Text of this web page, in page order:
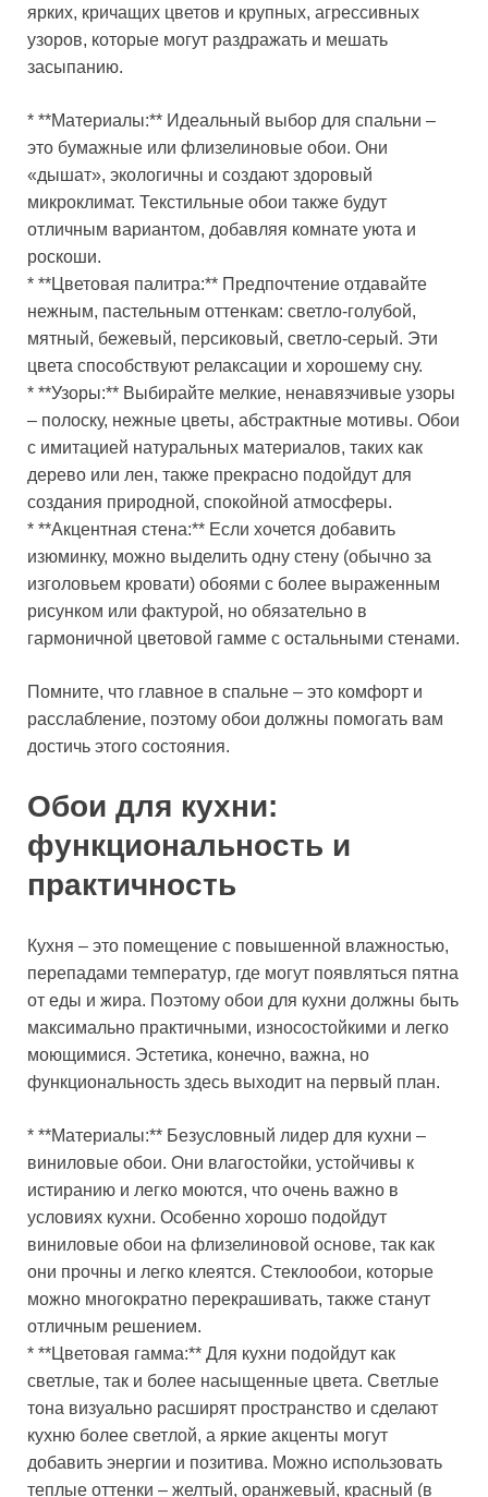
ярких, кричащих цветов и крупных, агрессивных
узоров, которые могут раздражать и мешать
засыпанию.
* **Материалы:** Идеальный выбор для спальни –
это бумажные или флизелиновые обои. Они
«дышат», экологичны и создают здоровый
микроклимат. Текстильные обои также будут
отличным вариантом, добавляя комнате уюта и
роскоши.
* **Цветовая палитра:** Предпочтение отдавайте
нежным, пастельным оттенкам: светло-голубой,
мятный, бежевый, персиковый, светло-серый. Эти
цвета способствуют релаксации и хорошему сну.
* **Узоры:** Выбирайте мелкие, ненавязчивые узоры
– полоску, нежные цветы, абстрактные мотивы. Обои
с имитацией натуральных материалов, таких как
дерево или лен, также прекрасно подойдут для
создания природной, спокойной атмосферы.
* **Акцентная стена:** Если хочется добавить
изюминку, можно выделить одну стену (обычно за
изголовьем кровати) обоями с более выраженным
рисунком или фактурой, но обязательно в
гармоничной цветовой гамме с остальными стенами.
Помните, что главное в спальне – это комфорт и
расслабление, поэтому обои должны помогать вам
достичь этого состояния.
Обои для кухни:
функциональность и
практичность
Кухня – это помещение с повышенной влажностью,
перепадами температур, где могут появляться пятна
от еды и жира. Поэтому обои для кухни должны быть
максимально практичными, износостойкими и легко
моющимися. Эстетика, конечно, важна, но
функциональность здесь выходит на первый план.
* **Материалы:** Безусловный лидер для кухни –
виниловые обои. Они влагостойки, устойчивы к
истиранию и легко моются, что очень важно в
условиях кухни. Особенно хорошо подойдут
виниловые обои на флизелиновой основе, так как
они прочны и легко клеятся. Стеклообои, которые
можно многократно перекрашивать, также станут
отличным решением.
* **Цветовая гамма:** Для кухни подойдут как
светлые, так и более насыщенные цвета. Светлые
тона визуально расширят пространство и сделают
кухню более светлой, а яркие акценты могут
добавить энергии и позитива. Можно использовать
теплые оттенки – желтый, оранжевый, красный (в